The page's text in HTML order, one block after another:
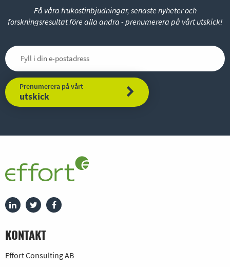
Få våra frukostinbjudningar, senaste nyheter och
forskningsresultat före alla andra - prenumerera på vårt utskick!
Prenumerera på vårt
utskick
KONTAKT
Effort Consulting AB